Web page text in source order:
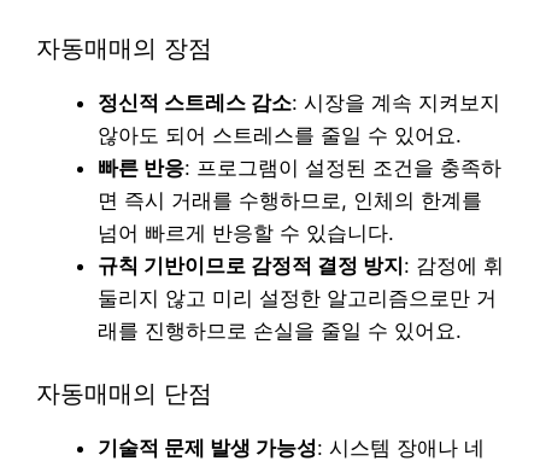
자동매매의 장점
정신적 스트레스 감소: 시장을 계속 지켜보지
않아도 되어 스트레스를 줄일 수 있어요.
빠른 반응: 프로그램이 설정된 조건을 충족하
면 즉시 거래를 수행하므로, 인체의 한계를
넘어 빠르게 반응할 수 있습니다.
규칙 기반이므로 감정적 결정 방지 : 감정에 휘
둘리지 않고 미리 설정한 알고리즘으로만 거
래를 진행하므로 손실을 줄일 수 있어요.
자동매매의 단점
기술적 문제 발생 가능성: 시스템 장애나 네